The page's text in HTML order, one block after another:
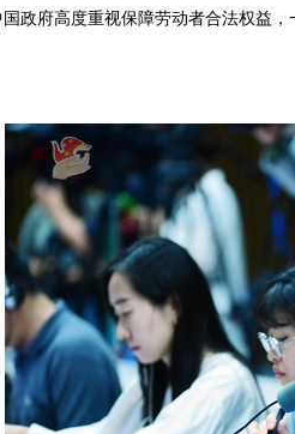
政府高度重视保障劳动者合法权益